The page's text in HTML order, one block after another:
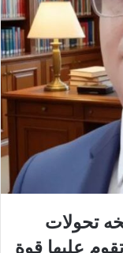
تحولات
عليها قوة